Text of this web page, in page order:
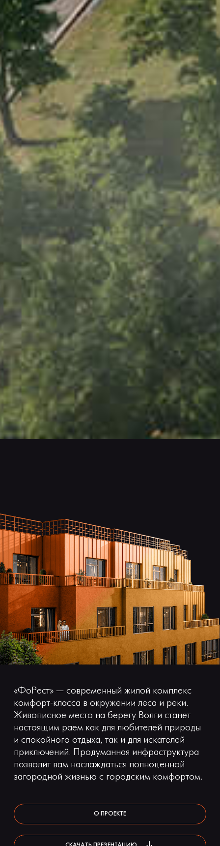
«ФоРест» — современный жилой комплекс
комфорт-класса в окружении леса и реки.
Живописное место на берегу Волги станет
настоящим раем как для любителей природы
и спокойного отдыха, так и для искателей
приключений. Продуманная инфраструктура
позволит вам наслаждаться полноценной
загородной жизнью с городским комфортом.
О ПРОЕКТЕ